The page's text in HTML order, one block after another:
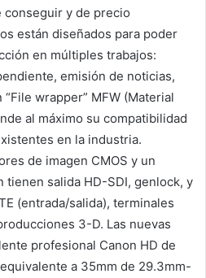
conseguir y de precio
están diseñados para poder
en múltiples trabajos:
emisión de noticias,
wrapper” MFW (Material
al máximo su compatibilidad
en la industria.
de imagen CMOS y un
tienen salida HD-SDI, genlock, y
(entrada/salida), terminales
3-D. Las nuevas
profesional Canon HD de
a 35mm de 29.3mm-